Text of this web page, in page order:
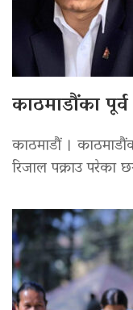
काठमाडौंका
काठमाडौं ।
रिजाल पक्राउ परेका